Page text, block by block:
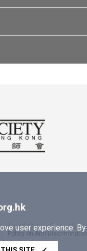
user experience.
Policy on Anti-
，不得转载